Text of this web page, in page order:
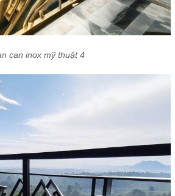
can inox mỹ thuật 4